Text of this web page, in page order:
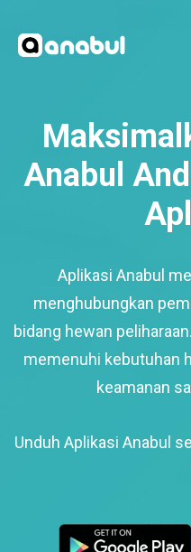
Anabul
Aplikasi Anabul
menghubungkan
bidang hewan
memenuhi kebutuhan
keamanan
Unduh Aplikasi Anabul